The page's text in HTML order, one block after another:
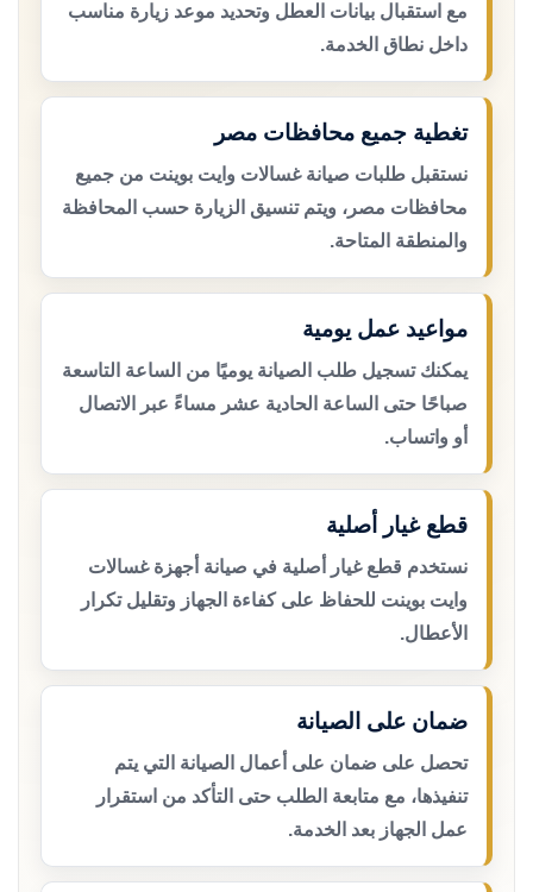
مع استقبال بيانات العطل وتحديد موعد زيارة مناسب
داخل نطاق الخدمة.
تغطية جميع محافظات مصر
نستقبل طلبات صيانة غسالات وايت بوينت من جميع
محافظات مصر، ويتم تنسيق الزيارة حسب المحافظة
والمنطقة المتاحة.
مواعيد عمل يومية
يمكنك تسجيل طلب الصيانة يوميًا من الساعة التاسعة
صباحًا حتى الساعة الحادية عشر مساءً عبر الاتصال
أو واتساب.
قطع غيار أصلية
نستخدم قطع غيار أصلية في صيانة أجهزة غسالات
وايت بوينت للحفاظ على كفاءة الجهاز وتقليل تكرار
الأعطال.
ضمان على الصيانة
تحصل على ضمان على أعمال الصيانة التي يتم
تنفيذها، مع متابعة الطلب حتى التأكد من استقرار
عمل الجهاز بعد الخدمة.